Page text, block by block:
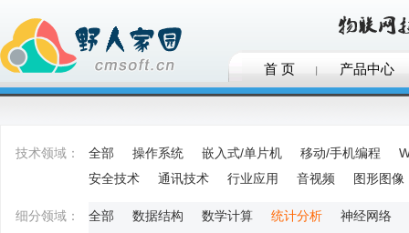
首 页 产品中心
技术领域： 全部 操作系统 嵌入式/单片机 移动/手机编程
安全技术
通讯技术 行业应用 音视频 图形图像
细分领域： 全部 数据结构 数学计算 统计分析
神经网络